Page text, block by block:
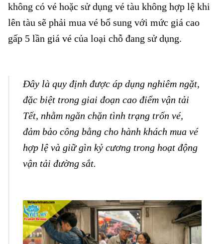
không có vé hoặc sử dụng vé tàu không hợp lệ khi
lên tàu sẽ phải mua vé bổ sung với mức giá cao
gấp 5 lần giá vé của loại chỗ đang sử dụng.
Đây là quy định được áp dụng nghiêm ngặt,
đặc biệt trong giai đoạn cao điểm vận tải
Tết, nhằm ngăn chặn tình trạng trốn vé,
đảm bảo công bằng cho hành khách mua vé
hợp lệ và giữ gìn kỷ cương trong hoạt động
vận tải đường sắt.